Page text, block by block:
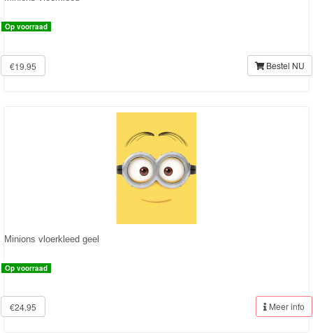
PJ
Masks
Super
Sam
Magische
Mickey
Op voorraad
€19.95 Bestel NU
Minions vloerkleed geel
Op voorraad
€24.95 Meer info